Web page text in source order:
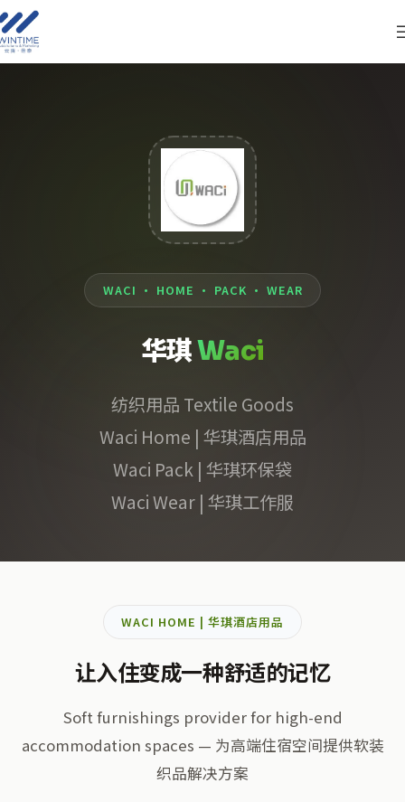
WACI · HOME · PACK · WEAR
华琪Waci
纺织用品 Textile Goods
Waci Home | 华琪酒店用品
Waci Pack | 华琪环保袋
Waci Wear | 华琪工作服
WACI HOME | 华琪酒店用品
让入住变成一种舒适的记忆
Soft furnishings provider for high-end
accommodation spaces — 为高端住宿空间提供软装
织品解决方案